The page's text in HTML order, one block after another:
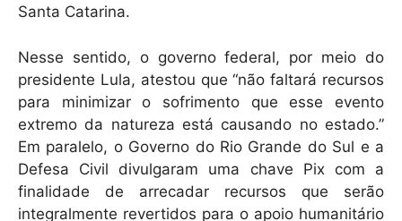
Santa Catarina.
Nesse sentido, o governo federal, por meio do
presidente Lula, atestou que “não faltará recursos
para minimizar o sofrimento que esse evento
extremo da natureza está causando no estado.”
Em paralelo, o Governo do Rio Grande do Sul e a
Defesa Civil divulgaram uma chave Pix com a
finalidade de arrecadar recursos que serão
integralmente revertidos para o apoio humanitário